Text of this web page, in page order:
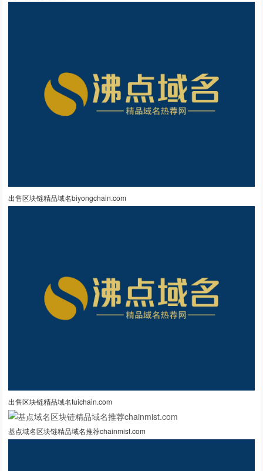
出售区块链精品域名biyongchain.com
出售区块链精品域名tuichain.com
基点域名区块链精品域名推荐chainmist.com